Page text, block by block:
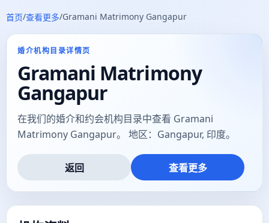
首页/查看更多/Gramani Matrimony Gangapur
婚介机构目录详情页
Gramani Matrimony
Gangapur
在我们的婚介和约会机构目录中查看 Gramani
Matrimony Gangapur。 地区：Gangapur, 印度。
返回 查看更多